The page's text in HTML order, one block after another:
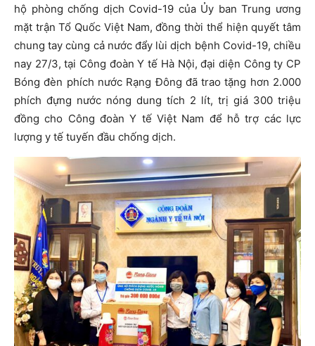
hộ phòng chống dịch Covid-19 của Ủy ban Trung ương
mặt trận Tổ Quốc Việt Nam, đồng thời thể hiện quyết tâm
chung tay cùng cả nước đẩy lùi dịch bệnh Covid-19, chiều
nay 27/3, tại Công đoàn Y tế Hà Nội, đại diện Công ty CP
Bóng đèn phích nước Rạng Đông đã trao tặng hơn 2.000
phích đựng nước nóng dung tích 2 lít, trị giá 300 triệu
đồng cho Công đoàn Y tế Việt Nam để hỗ trợ các lực
lượng y tế tuyến đầu chống dịch.